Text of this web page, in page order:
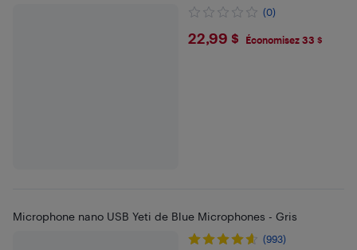
(0)
$22.99
22,99 $ Économisez 33 $
Microphone nano USB Yeti de Blue Microphones - Gris
(993)